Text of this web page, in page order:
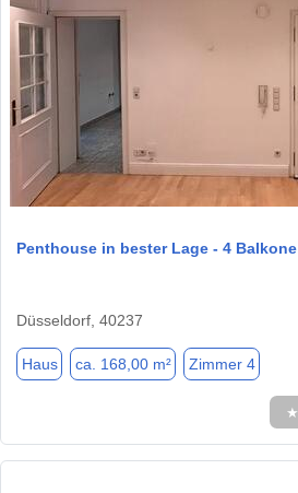
Penthouse in bester Lage - 4 Balkone
Düsseldorf, 40237
Haus ca. 168,00 m² Zimmer 4
★